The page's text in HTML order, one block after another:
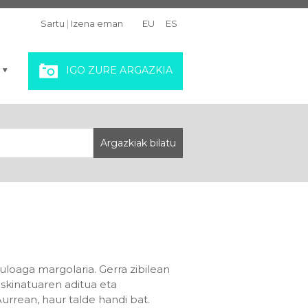
Sartu | Izena eman EU ES
IGO ZURE ARGAZKIA
margolaria. Gerra zibilean
aditua eta
haur talde handi bat.